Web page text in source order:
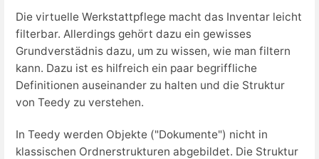
Die virtuelle Werkstattpflege macht das Inventar leicht
filterbar. Allerdings gehört dazu ein gewisses
Grundverstädnis dazu, um zu wissen, wie man filtern
kann. Dazu ist es hilfreich ein paar begriffliche
Definitionen auseinander zu halten und die Struktur
von Teedy zu verstehen.
In Teedy werden Objekte ("Dokumente") nicht in
klassischen Ordnerstrukturen abgebildet. Die Struktur